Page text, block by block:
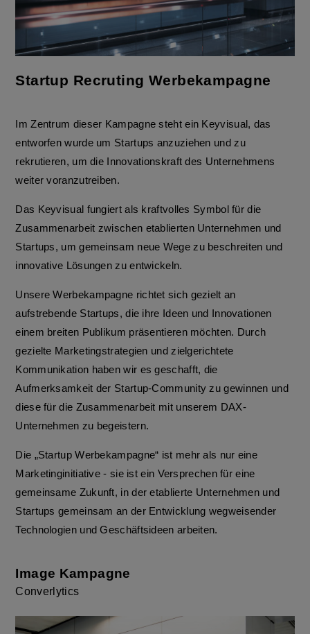
Startup Recruting Werbekampagne
Im Zentrum dieser Kampagne steht ein Keyvisual, das
entworfen wurde um Startups anzuziehen und zu
rekrutieren, um die Innovationskraft des Unternehmens
weiter voranzutreiben.
Das Keyvisual fungiert als kraftvolles Symbol für die
Zusammenarbeit zwischen etablierten Unternehmen und
Startups, um gemeinsam neue Wege zu beschreiten und
innovative Lösungen zu entwickeln.
Unsere Werbekampagne richtet sich gezielt an
aufstrebende Startups, die ihre Ideen und Innovationen
einem breiten Publikum präsentieren möchten. Durch
gezielte Marketingstrategien und zielgerichtete
Kommunikation haben wir es geschafft, die
Aufmerksamkeit der Startup-Community zu gewinnen und
diese für die Zusammenarbeit mit unserem DAX-
Unternehmen zu begeistern.
Die „Startup Werbekampagne“ ist mehr als nur eine
Marketinginitiative - sie ist ein Versprechen für eine
gemeinsame Zukunft, in der etablierte Unternehmen und
Startups gemeinsam an der Entwicklung wegweisender
Technologien und Geschäftsideen arbeiten.
Image Kampagne
Converlytics